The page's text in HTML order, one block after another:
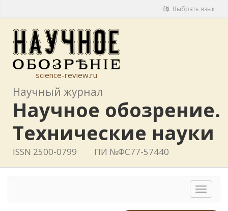
Выбрать язык
science-review.ru
Научный журнал
Научное обозрение.
Технические науки
ISSN 2500-0799 ПИ №ФС77-57440
Toggle